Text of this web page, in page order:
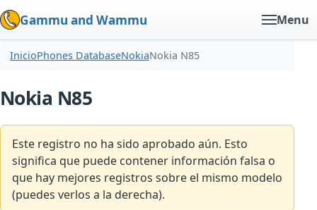
Gammu and Wammu Menu
InicioPhones DatabaseNokiaNokia N85
Nokia N85
Este registro no ha sido aprobado aún. Esto
significa que puede contener información falsa o
que hay mejores registros sobre el mismo modelo
(puedes verlos a la derecha).